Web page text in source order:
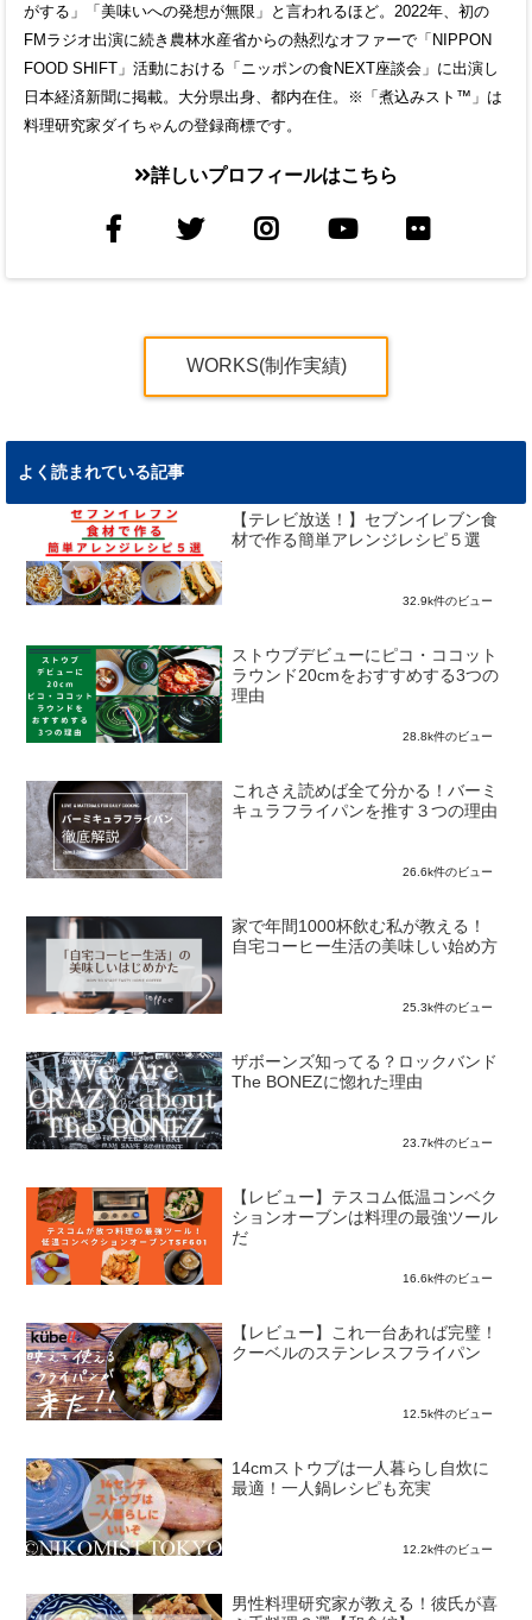
がする」「美味いへの発想が無限」と言われるほど。2022年、初の
FMラジオ出演に続き農林水産省からの熱烈なオファーで「NIPPON
FOOD SHIFT」活動における「ニッポンの食NEXT座談会」に出演し
日本経済新聞に掲載。大分県出身、都内在住。※「煮込みスト™」は
料理研究家ダイちゃんの登録商標です。
詳しいプロフィールはこちら
WORKS(制作実績)
よく読まれている記事
【テレビ放送！】セブンイレブン食
材で作る簡単アレンジレシピ５選
32.9k件のビュー
ストウブデビューにピコ・ココット
ラウンド20cmをおすすめする3つの
理由
28.8k件のビュー
これさえ読めば全て分かる！バーミ
キュラフライパンを推す３つの理由
26.6k件のビュー
家で年間1000杯飲む私が教える！
自宅コーヒー生活の美味しい始め方
25.3k件のビュー
ザボーンズ知ってる？ロックバンド
The BONEZに惚れた理由
23.7k件のビュー
【レビュー】テスコム低温コンベク
ションオーブンは料理の最強ツール
だ
16.6k件のビュー
【レビュー】これ一台あれば完璧！
クーベルのステンレスフライパン
12.5k件のビュー
14cmストウブは一人暮らし自炊に
最適！一人鍋レシピも充実
12.2k件のビュー
男性料理研究家が教える！彼氏が喜